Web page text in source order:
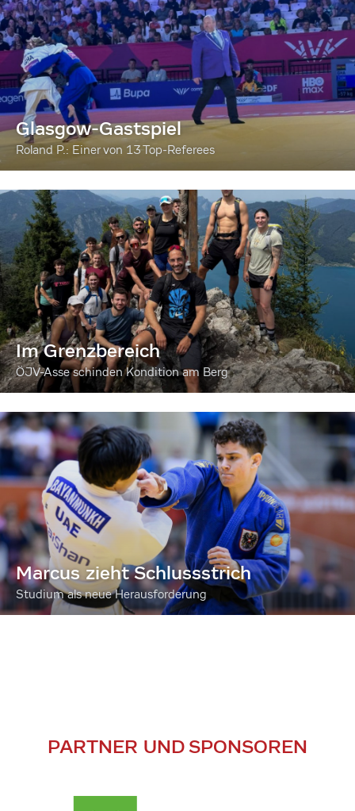
Glasgow-Gastspiel
Roland P.: Einer von 13 Top-Referees
Im Grenzbereich
ÖJV-Asse schinden Kondition am Berg
Marcus zieht Schlussstrich
Studium als neue Herausforderung
PARTNER UND SPONSOREN